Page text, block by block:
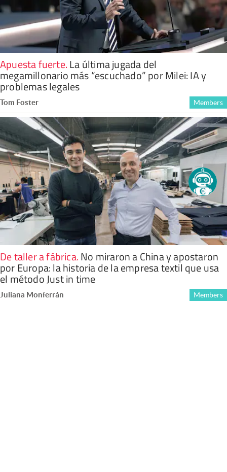
Apuesta fuerte.La última jugada del
megamillonario más “escuchado” por Milei: IA y
problemas legales
Tom Foster Members
De taller a fábrica.No miraron a China y apostaron
por Europa: la historia de la empresa textil que usa
el método Just in time
Juliana Monferrán Members